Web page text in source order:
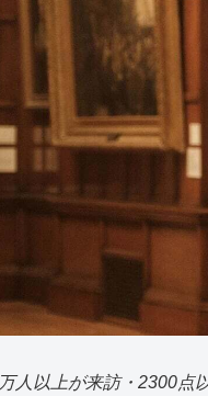
人以上が来訪・2300点